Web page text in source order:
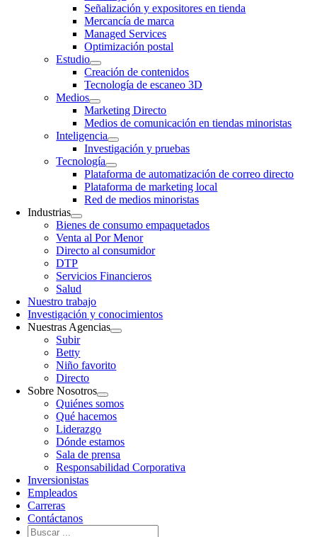
Señalización y expositores en tienda
Mercancía de marca
Managed Services
Optimización postal
Estudio
Creación de contenidos
Tecnología de escaneo 3D
Medios
Marketing Directo
Medios de comunicación en tiendas minoristas
Inteligencia
Investigación y pruebas
Tecnología
Plataforma de automatización de correo directo
Plataforma de marketing local
Red de medios minoristas
Industrias
Bienes de consumo empaquetados
Venta al Por Menor
Directo al consumidor
DTP
Servicios Financieros
Salud
Nuestro trabajo
Investigación y conocimientos
Nuestras Agencias
Subir
Betty
Niño favorito
Directo
Sobre Nosotros
Quiénes somos
Qué hacemos
Liderazgo
Dónde estamos
Sala de prensa
Responsabilidad Corporativa
Inversionistas
Empleados
Carreras
Contáctanos
Buscar: